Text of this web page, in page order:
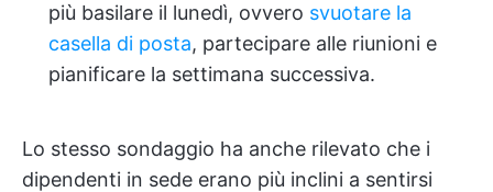
più basilare il lunedì, ovvero svuotare la
casella di posta, partecipare alle riunioni e
pianificare la settimana successiva.
Lo stesso sondaggio ha anche rilevato che i
dipendenti in sede erano più inclini a sentirsi